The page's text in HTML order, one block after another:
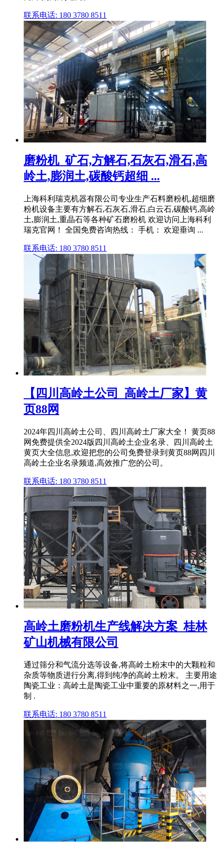
联系电话: 180 3780 8511
磨粉机_矿石,方解石,石灰石,滑石,高
岭土,膨润土,碳酸钙超细 ...
上海科利瑞克机器有限公司专业生产石料磨粉机,超细磨
粉机设备主要有方解石,石灰石,滑石,白云石,碳酸钙,高岭
土,膨润土,重晶石等各种矿石磨粉机 欢迎访问上海科利
瑞克官网！ 全国免费咨询热线： 手机： 欢迎垂询 ...
联系电话: 180 3780 8511
【四川高岭土公司_高岭土厂家】黄
页88网
2024年四川高岭土公司、四川高岭土厂家大全！ 黄页88
网免费提供全2024版四川高岭土企业名录、四川高岭土
黄页大全信息,欢迎把您的公司免费登录到黄页88网四川
高岭土企业名录频道,高效推广您的公司。
联系电话: 180 3780 8511
高岭土磨粉机生产线解决方案_桂林
矿山机械有限公司
通过筛分和气流分选等设备,将高岭土粉末中的大颗粒和
杂质等物质进行分离,得到纯净的高岭土粉末。 主要用途
陶瓷工业：高岭土是陶瓷工业中重要的原材料之一,用于
制 .
联系电话: 180 3780 8511